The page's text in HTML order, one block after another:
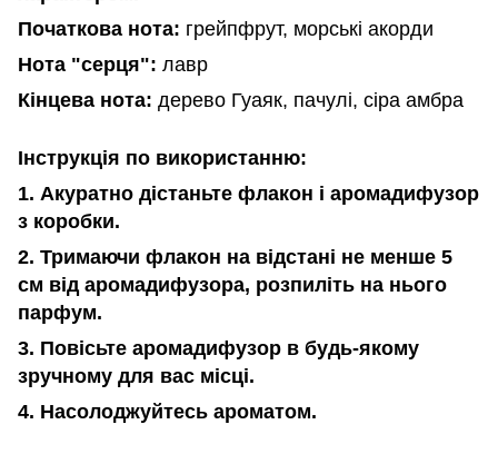
Початкова нота: грейпфрут, морські акорди
Нота "серця": лавр
Кінцева нота: дерево Гуаяк, пачулі, сіра амбра
Інструкція по використанню:
1. Акуратно дістаньте флакон і аромадифузор
з коробки.
2. Тримаючи флакон на відстані не менше 5
см від аромадифузора, розпиліть на нього
парфум.
3. Повісьте аромадифузор в будь-якому
зручному для вас місці.
4. Насолоджуйтесь ароматом.